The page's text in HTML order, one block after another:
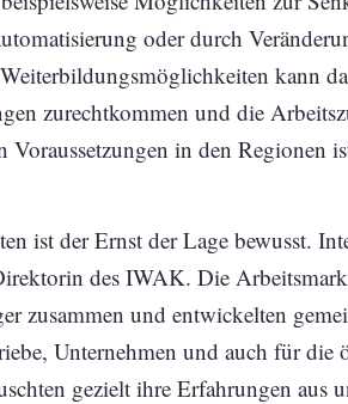
oder durch
kann
zurechtkommen und die
in den Regionen
ist der Ernst der Lage bewusst.
des IWAK. Die
zusammen und entwickelten
Unternehmen und auch für
gezielt ihre Erfahrungen aus